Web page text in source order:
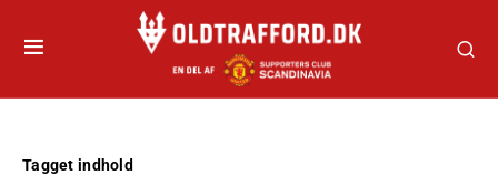
Tagget indhold